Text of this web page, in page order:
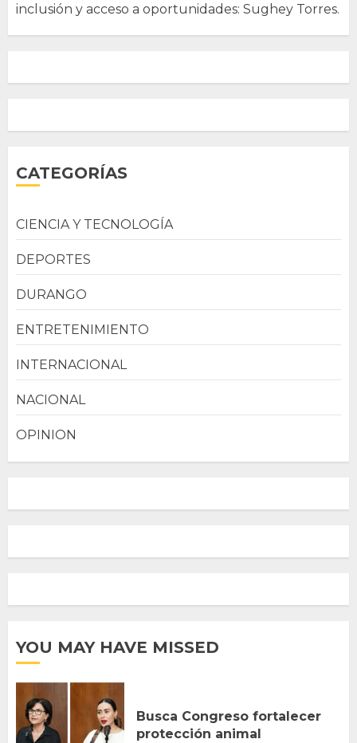
inclusión y acceso a oportunidades: Sughey Torres.
CATEGORÍAS
CIENCIA Y TECNOLOGÍA
DEPORTES
DURANGO
ENTRETENIMIENTO
INTERNACIONAL
NACIONAL
OPINION
YOU MAY HAVE MISSED
Busca Congreso fortalecer
protección animal